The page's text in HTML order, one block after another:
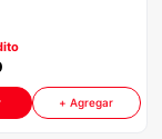
+ Agregar